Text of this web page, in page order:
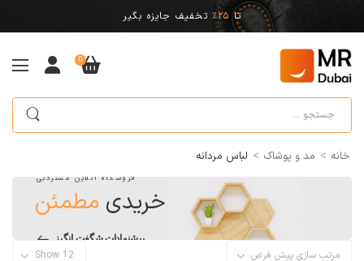
تا 25% تخفیف جایزه بگیر
0
خانه > مد و پوشاک > لباس مردانه
فروشگاه آنلاین مستردبی
خریدی مطمئن
پیشنهادات شگفت انگیز